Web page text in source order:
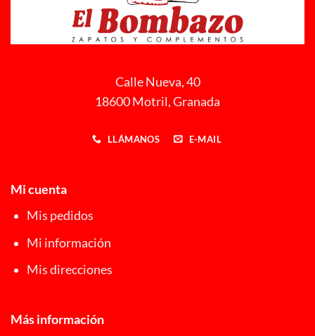
Calle Nueva, 40
18600 Motril, Granada
LLÁMANOS E-MAIL
Mi cuenta
Mis pedidos
Mi información
Mis direcciones
Más información